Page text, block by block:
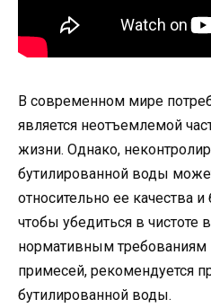
В современном мире
является неотъемлемой
жизни. Однако,
бутилированной воды
относительно ее качества
чтобы убедиться в чистоте
нормативным требованиям
примесей, рекомендуется
бутилированной воды.